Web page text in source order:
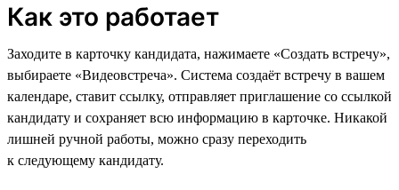
Как это работает
Заходите в карточку кандидата, нажимаете «Создать встречу»,
выбираете «Видеовстреча». Система создаёт встречу в вашем
календаре, ставит ссылку, отправляет приглашение со ссылкой
кандидату и сохраняет всю информацию в карточке. Никакой
лишней ручной работы, можно сразу переходить
к следующему кандидату.